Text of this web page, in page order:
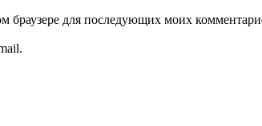
браузере для последующих моих